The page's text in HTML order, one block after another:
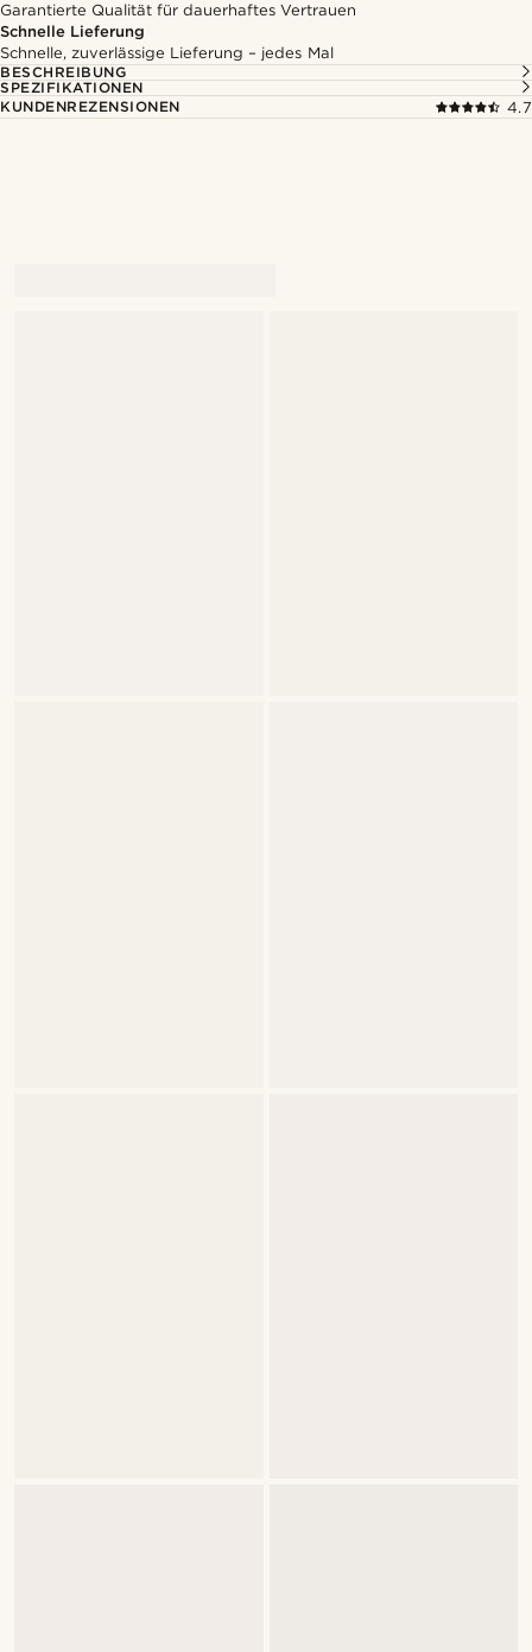
Garantierte Qualität für dauerhaftes Vertrauen
Schnelle Lieferung
Schnelle, zuverlässige Lieferung – jedes Mal
BESCHREIBUNG
SPEZIFIKATIONEN
KUNDENREZENSIONEN
4.7